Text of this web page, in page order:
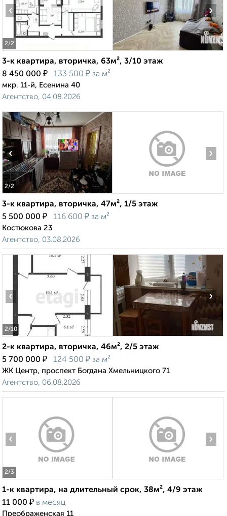
2/2
‹ ›
3-к квартира, вторичка, 63м², 3/10 этаж
8 450 000 ₽ 133 500 ₽ за м²
мкр. 11-й, Есенина 40
Агентство, 04.08.2026
2/2
‹ ›
3-к квартира, вторичка, 47м², 1/5 этаж
5 500 000 ₽ 116 600 ₽ за м²
Костюкова 23
Агентство, 03.08.2026
2/10
‹ ›
2-к квартира, вторичка, 46м², 2/5 этаж
5 700 000 ₽ 124 500 ₽ за м²
ЖК Центр, проспект Богдана Хмельницкого 71
Агентство, 06.08.2026
2/3
‹ ›
1-к квартира, на длительный срок, 38м², 4/9 этаж
11 000 ₽ в месяц
Преображенская 11